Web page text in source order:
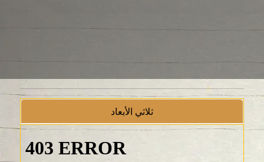
ثلاثي الأبعاد